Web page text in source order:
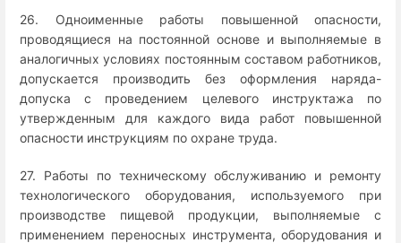
26. Одноименные работы повышенной опасности,
проводящиеся на постоянной основе и выполняемые в
аналогичных условиях постоянным составом работников,
допускается производить без оформления наряда-
допуска с проведением целевого инструктажа по
утвержденным для каждого вида работ повышенной
опасности инструкциям по охране труда.
27. Работы по техническому обслуживанию и ремонту
технологического оборудования, используемого при
производстве пищевой продукции, выполняемые с
применением переносных инструмента, оборудования и